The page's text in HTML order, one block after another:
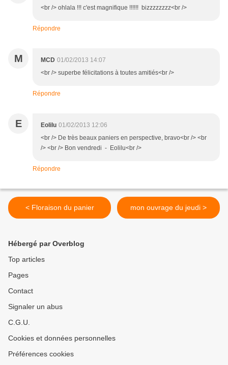
<br /> ohlala !!! c'est magnifique !!!!!! bizzzzzzzz<br />
Répondre
M MCD 01/02/2013 14:07
<br /> superbe félicitations à toutes amitiés<br />
Répondre
E Eolilu 01/02/2013 12:06
<br /> De très beaux paniers en perspective, bravo<br /> <br
/> <br /> Bon vendredi - Eolilu<br />
Répondre
< Floraison du panier mon ouvrage du jeudi >
Hébergé par Overblog
Top articles
Pages
Contact
Signaler un abus
C.G.U.
Cookies et données personnelles
Préférences cookies